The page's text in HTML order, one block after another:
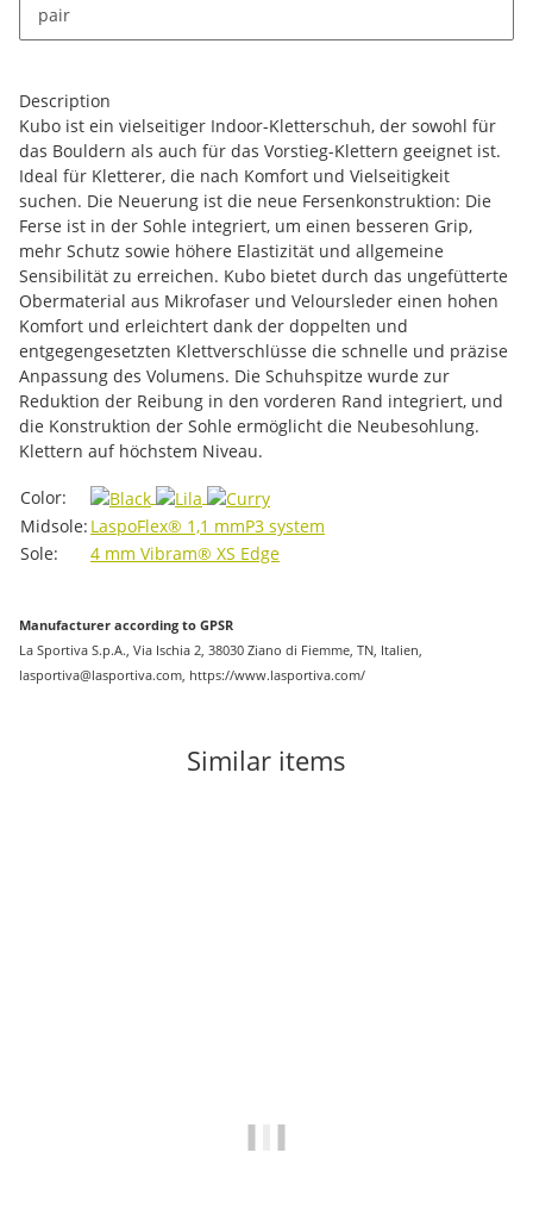
pair
This item has variations. Please select the requested
variation.
Description
Kubo ist ein vielseitiger Indoor-Kletterschuh, der sowohl für
das Bouldern als auch für das Vorstieg-Klettern geeignet ist.
Ideal für Kletterer, die nach Komfort und Vielseitigkeit
suchen. Die Neuerung ist die neue Fersenkonstruktion: Die
Ferse ist in der Sohle integriert, um einen besseren Grip,
mehr Schutz sowie höhere Elastizität und allgemeine
Sensibilität zu erreichen. Kubo bietet durch das ungefütterte
Obermaterial aus Mikrofaser und Veloursleder einen hohen
Komfort und erleichtert dank der doppelten und
entgegengesetzten Klettverschlüsse die schnelle und präzise
Anpassung des Volumens. Die Schuhspitze wurde zur
Reduktion der Reibung in den vorderen Rand integriert, und
die Konstruktion der Sohle ermöglicht die Neubesohlung.
Klettern auf höchstem Niveau.
Item information
Value
Color:
Midsole: LaspoFlex® 1,1 mmP3 system
Sole:
4 mm Vibram® XS Edge
Manufacturer according to GPSR
La Sportiva S.p.A., Via Ischia 2, 38030 Ziano di Fiemme, TN, Italien,
lasportiva@lasportiva.com, https://www.lasportiva.com/
Similar items